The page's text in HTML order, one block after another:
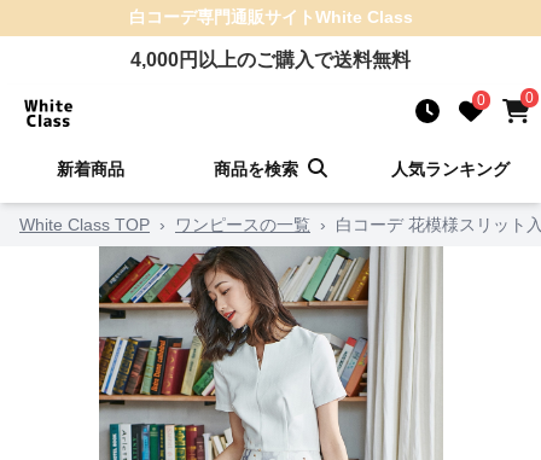
白コーデ専門通販サイトWhite Class
4,000円以上のご購入で送料無料
0 0
新着商品 商品を検索 人気ランキング
White Class TOP › ワンピースの一覧 › 白コーデ 花模様スリット